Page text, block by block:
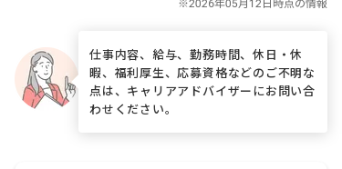
仕事内容、給与、勤務時間、休日・休
暇、福利厚生、応募資格などのご不明な
点は、キャリアアドバイザーにお問い合
わせください。